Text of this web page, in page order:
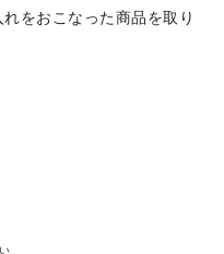
をおこなった商品を取り